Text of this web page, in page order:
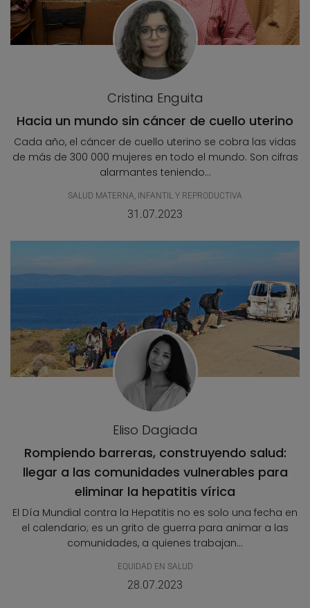
Cristina Enguita
Hacia un mundo sin cáncer de cuello uterino
Cada año, el cáncer de cuello uterino se cobra las vidas
de más de 300 000 mujeres en todo el mundo. Son cifras
alarmantes teniendo...
SALUD MATERNA, INFANTIL Y REPRODUCTIVA
31.07.2023
Eliso Dagiada
Rompiendo barreras, construyendo salud:
llegar a las comunidades vulnerables para
eliminar la hepatitis vírica
El Día Mundial contra la Hepatitis no es solo una fecha en
el calendario; es un grito de guerra para animar a las
comunidades, a quienes trabajan...
EQUIDAD EN SALUD
28.07.2023